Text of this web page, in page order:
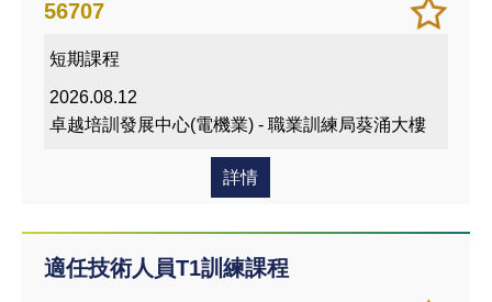
加
入/
愛的
儲存
課程
56707
短期課程
2026.08.12
卓越培訓發展中心(電機業) - 職業訓練局葵涌大樓
詳情
適任技術人員T1訓練課程